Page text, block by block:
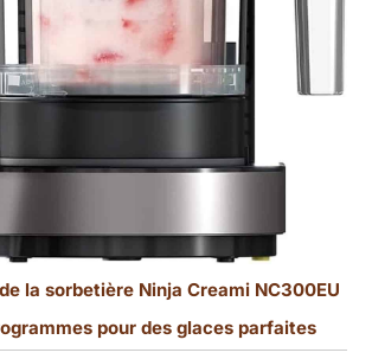
la sorbetière Ninja Creami NC300EU
pour des glaces parfaites